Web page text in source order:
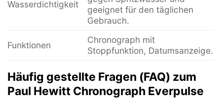
Wasserdichtigkeit
geeignet für den täglichen
Gebrauch.
Funktionen
Chronograph mit
Stoppfunktion, Datumsanzeige.
Häufig gestellte Fragen (FAQ) zum
Paul Hewitt Chronograph Everpulse